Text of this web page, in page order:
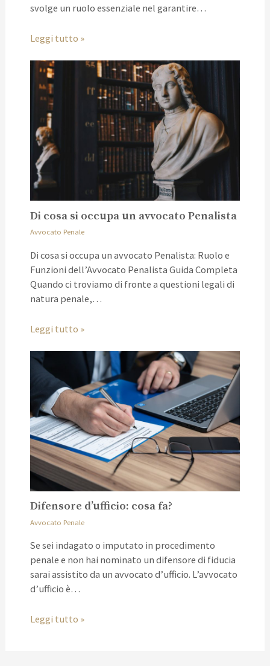
svolge un ruolo essenziale nel garantire…
Leggi tutto »
Di cosa si occupa un avvocato Penalista
Avvocato Penale
Di cosa si occupa un avvocato Penalista: Ruolo e
Funzioni dell’Avvocato Penalista Guida Completa
Quando ci troviamo di fronte a questioni legali di
natura penale,…
Leggi tutto »
Difensore d’ufficio: cosa fa?
Avvocato Penale
Se sei indagato o imputato in procedimento
penale e non hai nominato un difensore di fiducia
sarai assistito da un avvocato d’ufficio. L’avvocato
d’ufficio è…
Leggi tutto »